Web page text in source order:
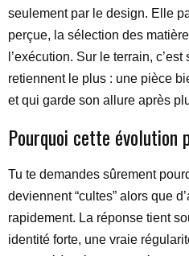
seulement par le design. Elle
perçue, la sélection des
l’exécution. Sur le terrain,
retiennent le plus : une pièce
et qui garde son allure après
Pourquoi cette
Tu te demandes sûrement
deviennent “cultes” alors que
rapidement. La réponse tient
identité forte, une vraie